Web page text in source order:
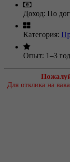
Доход: По
Категория:
Опыт: 1–3
Для отклика на